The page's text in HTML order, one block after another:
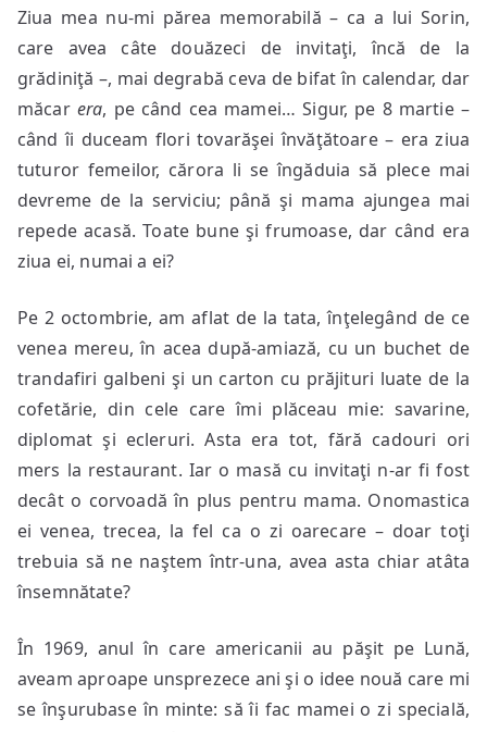
Ziua mea nu-mi părea memorabilă – ca a lui Sorin,
care avea câte douăzeci de invitaţi, încă de la
grădiniţă –, mai degrabă ceva de bifat în calendar, dar
măcar era, pe când cea mamei… Sigur, pe 8 martie –
când îi duceam flori tovarăşei învăţătoare – era ziua
tuturor femeilor, cărora li se îngăduia să plece mai
devreme de la serviciu; până şi mama ajungea mai
repede acasă. Toate bune şi frumoase, dar când era
ziua ei, numai a ei?
Pe 2 octombrie, am aflat de la tata, înţelegând de ce
venea mereu, în acea după-amiază, cu un buchet de
trandafiri galbeni şi un carton cu prăjituri luate de la
cofetărie, din cele care îmi plăceau mie: savarine,
diplomat şi ecleruri. Asta era tot, fără cadouri ori
mers la restaurant. Iar o masă cu invitaţi n-ar fi fost
decât o corvoadă în plus pentru mama. Onomastica
ei venea, trecea, la fel ca o zi oarecare – doar toţi
trebuia să ne naştem într-una, avea asta chiar atâta
însemnătate?
În 1969, anul în care americanii au păşit pe Lună,
aveam aproape unsprezece ani şi o idee nouă care mi
se înşurubase în minte: să îi fac mamei o zi specială,